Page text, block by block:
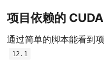
项目依赖的
通过简单的脚本能看到
12.1